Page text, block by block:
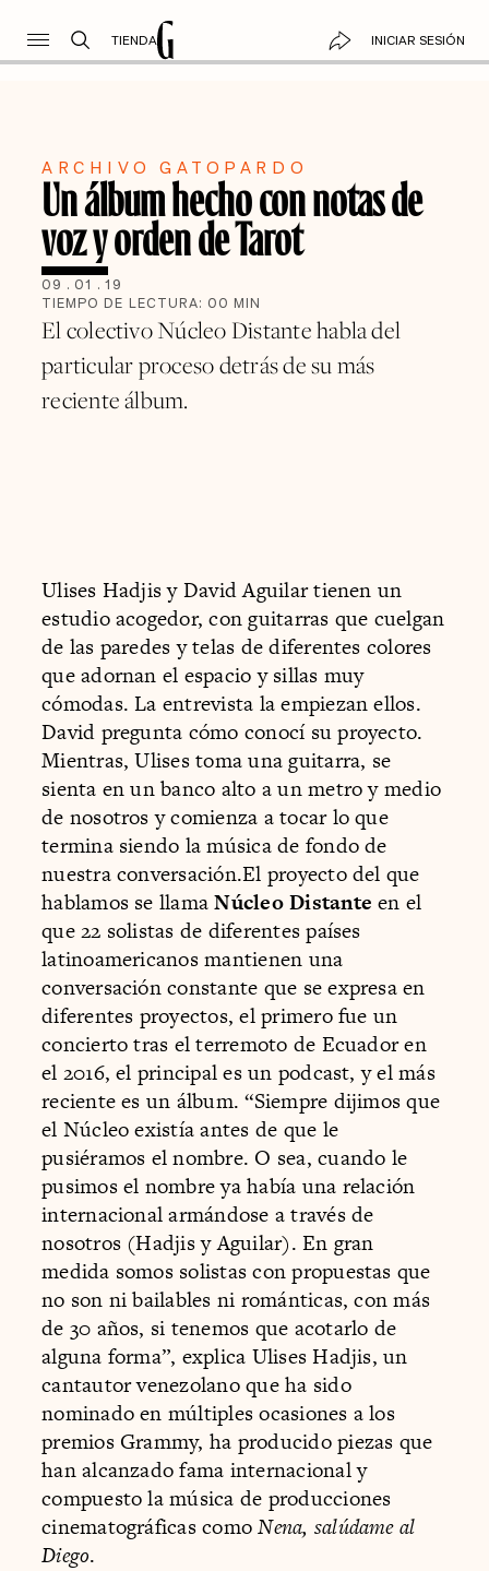
TIENDA INICIAR SESIÓN
ARCHIVO GATOPARDO
Un álbum hecho con notas de
voz y orden de Tarot
09 . 01 . 19
TIEMPO DE LECTURA: 00 MIN
El colectivo Núcleo Distante habla del
particular proceso detrás de su más
reciente álbum.
Ulises Hadjis y David Aguilar tienen un
estudio acogedor, con guitarras que cuelgan
de las paredes y telas de diferentes colores
que adornan el espacio y sillas muy
cómodas. La entrevista la empiezan ellos.
David pregunta cómo conocí su proyecto.
Mientras, Ulises toma una guitarra, se
sienta en un banco alto a un metro y medio
de nosotros y comienza a tocar lo que
termina siendo la música de fondo de
nuestra conversación.El proyecto del que
hablamos se llamaNúcleo Distante en el
que 22 solistas de diferentes países
latinoamericanos mantienen una
conversación constante que se expresa en
diferentes proyectos, el primero fue un
concierto tras el terremoto de Ecuador en
el 2016, el principal es un podcast, y el más
reciente es un álbum. “Siempre dijimos que
el Núcleo existía antes de que le
pusiéramos el nombre. O sea, cuando le
pusimos el nombre ya había una relación
internacional armándose a través de
nosotros (Hadjis y Aguilar). En gran
medida somos solistas con propuestas que
no son ni bailables ni románticas, con más
de 30 años, si tenemos que acotarlo de
alguna forma”, explica Ulises Hadjis, un
cantautor venezolano que ha sido
nominado en múltiples ocasiones a los
premios Grammy, ha producido piezas que
han alcanzado fama internacional y
compuesto la música de producciones
cinematográficas comoNena, salúdame al
Diego.